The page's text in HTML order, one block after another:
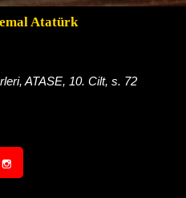
Atatürk
ATASE, 10. Cilt, s. 72